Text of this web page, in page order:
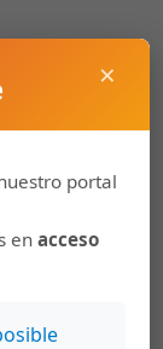
(2). Recuperado
×
portal
enacceso